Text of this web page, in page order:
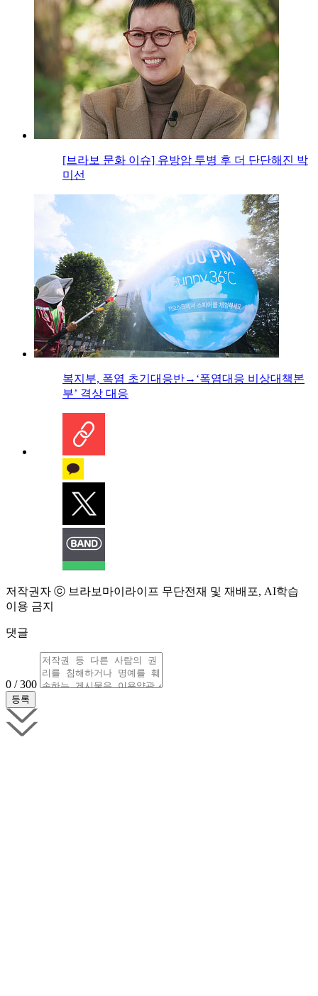
[브라보 문화 이슈] 유방암 투병 후 더 단단해진 박
미선
복지부, 폭염 초기대응반→‘폭염대응 비상대책본
부’ 격상 대응
저작권자 ⓒ 브라보마이라이프 무단전재 및 재배포, AI학습
이용 금지
댓글
0 / 300